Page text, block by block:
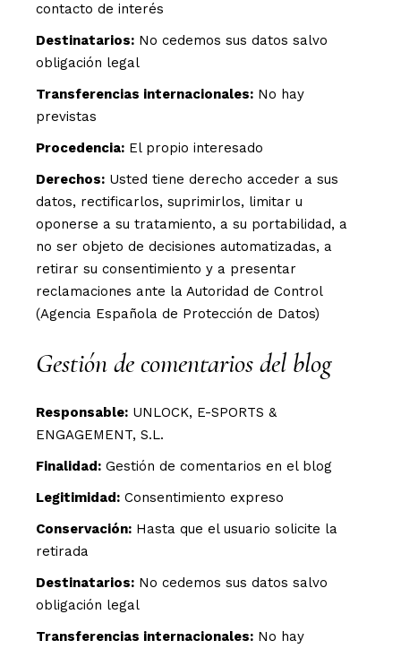
contacto de interés
Destinatarios: No cedemos sus datos salvo
obligación legal
Transferencias internacionales: No hay
previstas
Procedencia: El propio interesado
Derechos: Usted tiene derecho acceder a sus
datos, rectificarlos, suprimirlos, limitar u
oponerse a su tratamiento, a su portabilidad, a
no ser objeto de decisiones automatizadas, a
retirar su consentimiento y a presentar
reclamaciones ante la Autoridad de Control
(Agencia Española de Protección de Datos)
Gestión de comentarios del blog
Responsable: UNLOCK, E-SPORTS &
ENGAGEMENT, S.L.
Finalidad: Gestión de comentarios en el blog
Legitimidad: Consentimiento expreso
Conservación: Hasta que el usuario solicite la
retirada
Destinatarios: No cedemos sus datos salvo
obligación legal
Transferencias internacionales: No hay